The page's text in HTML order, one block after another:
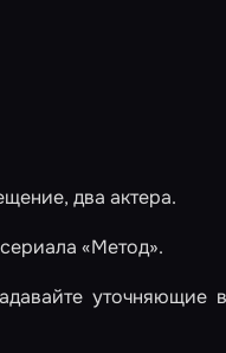
два актера.
«Метод».
уточняющие